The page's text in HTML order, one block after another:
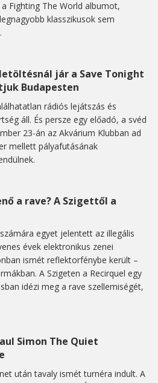
Fighting The World albumot,
klasszikusok sem
jár a Save Tonight
Budapesten
rádiós lejátszás és
áll. És persze egy előadó, a svéd
23-án az Akvárium Klubban ad
mellett pályafutásának
a rave? A Szigettől a
egyet jelentett az illegális
évek elektronikus zenei
ismét reflektorfénybe került –
A Szigeten a Recirquel egy
idézi meg a rave szellemiségét,
Simon The Quiet
után tavaly ismét turnéra indult. A